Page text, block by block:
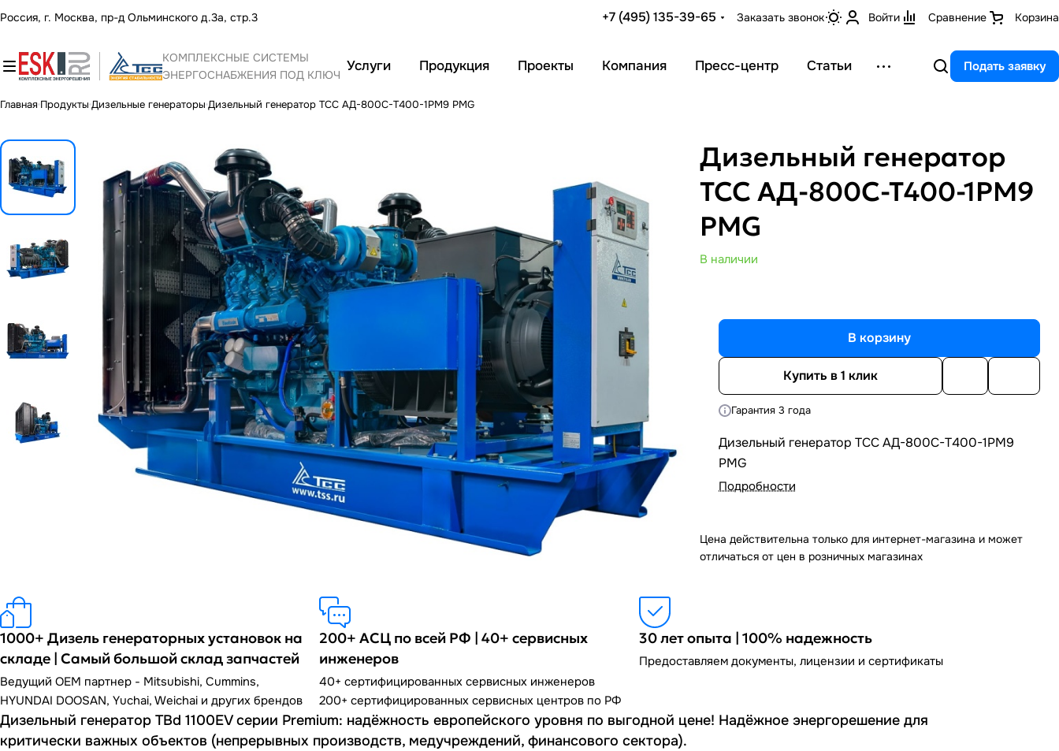
Россия, г. Москва, пр-д Ольминского д.3а, стр.3 +7 (495) 135-39-65 Заказать звонок Войти Сравнение Корзина
КОМПЛЕКСНЫЕ СИСТЕМЫ
ЭНЕРГОСНАБЖЕНИЯ ПОД КЛЮЧ
Услуги Продукция Проекты Компания Пресс-центр Статьи Подать заявку
Главная Продукты Дизельные генераторы Дизельный генератор ТСС АД-800С-Т400-1РМ9 PMG
Дизельный генератор
ТСС АД-800С-Т400-1РМ9
PMG
В наличии
В корзину
Купить в 1 клик
Гарантия 3 года
Дизельный генератор ТСС АД-800С-Т400-1РМ9
PMG
Подробности
Цена действительна только для интернет-магазина и может
отличаться от цен в розничных магазинах
1000+ Дизель генераторных установок на
складе | Самый большой склад запчастей
Ведущий OEM партнер - Mitsubishi, Cummins,
HYUNDAI DOOSAN, Yuchai, Weichai и других брендов
200+ АСЦ по всей РФ | 40+ сервисных
инженеров
40+ сертифицированных сервисных инженеров
200+ сертифицированных сервисных центров по РФ
30 лет опыта | 100% надежность
Предоставляем документы, лицензии и сертификаты
Дизельный генератор TBd 1100EV серии Premium: надёжность европейского уровня по выгодной цене! Надёжное энергорешение для
критически важных объектов (непрерывных производств, медучреждений, финансового сектора).